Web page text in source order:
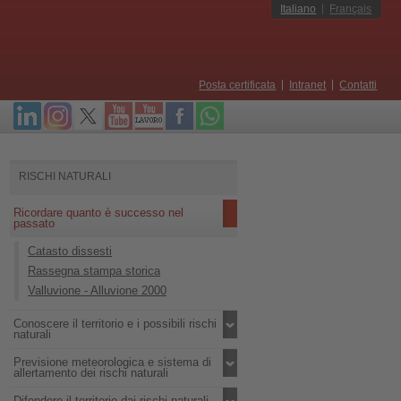
Italiano Français
Posta certificata Intranet Contatti
RISCHI NATURALI
Ricordare quanto è successo nel
passato
Catasto dissesti
Rassegna stampa storica
Valluvione - Alluvione 2000
Conoscere il territorio e i possibili rischi
naturali
Previsione meteorologica e sistema di
allertamento dei rischi naturali